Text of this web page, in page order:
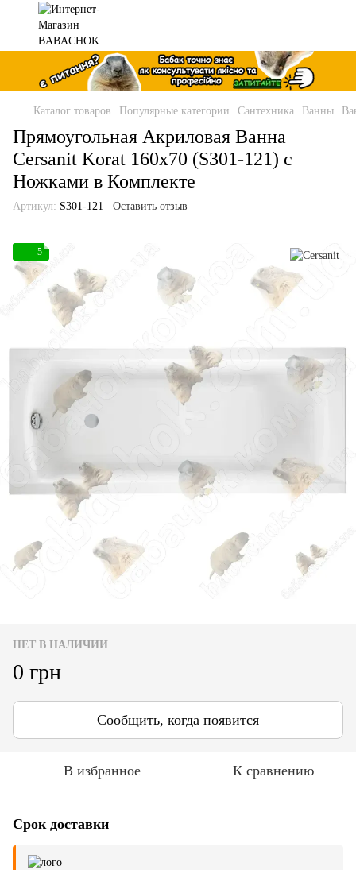
Каталог товаров Популярные категории Сантехника Ванны
Прямоугольная Акриловая Ванна
Cersanit Korat 160x70 (S301-121) с
Ножками в Комплекте
Артикул: S301-121 Оставить отзыв
5
НЕТ В НАЛИЧИИ
0 грн
Сообщить, когда появится
В избранное К сравнению
Срок доставки